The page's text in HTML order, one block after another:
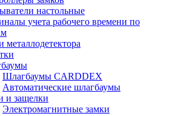
настольные
учета рабочего времени по
металлодетектора
Шлагбаумы CARDDEX
Автоматические шлагбаумы
и защелки
Электромагнитные замки